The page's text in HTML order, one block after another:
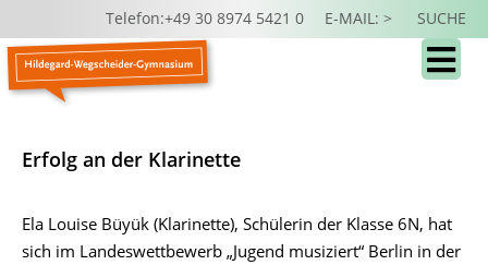
Telefon:+49 30 8974 5421 0 E-MAIL: > SUCHE
Erfolg an der Klarinette
Ela Louise Büyük (Klarinette), Schülerin der Klasse 6N, hat
sich im Landeswettbewerb „Jugend musiziert“ Berlin in der